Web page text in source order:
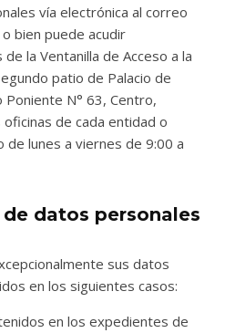
vía electrónica al correo
bien puede acudir
la Ventanilla de Acceso a la
patio de Palacio de
N° 63, Centro,
oficinas de cada entidad o
de lunes a viernes de 9:00 a
datos personales
sus datos
en los siguientes casos:
en los expedientes de